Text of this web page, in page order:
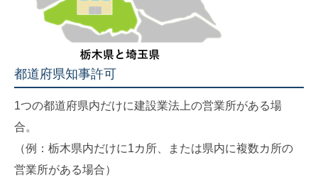
都道府県知事許可
1つの都道府県内だけに建設業法上の営業所がある場
合。
（例：栃木県内だけに1カ所、または県内に複数カ所の
営業所がある場合）